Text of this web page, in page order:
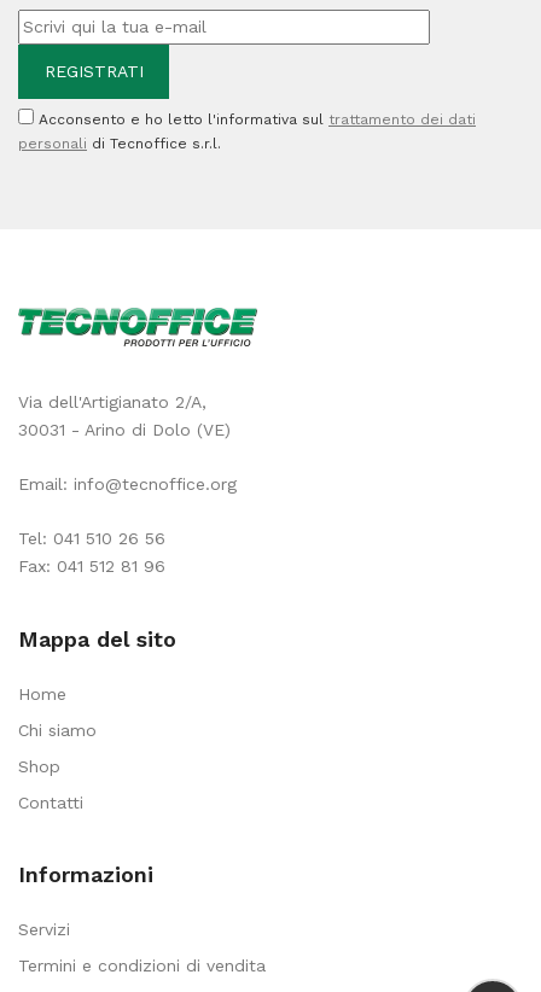
Acconsento e ho letto l'informativa sul trattamento dei dati
personali di Tecnoffice s.r.l.
Via dell'Artigianato 2/A,
30031 - Arino di Dolo (VE)
Email: info@tecnoffice.org
Tel: 041 510 26 56
Fax: 041 512 81 96
Mappa del sito
Home
Chi siamo
Shop
Contatti
Informazioni
Servizi
Termini e condizioni di vendita